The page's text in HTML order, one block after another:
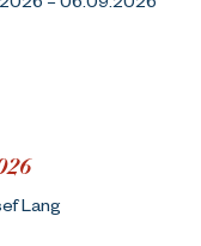
Lang